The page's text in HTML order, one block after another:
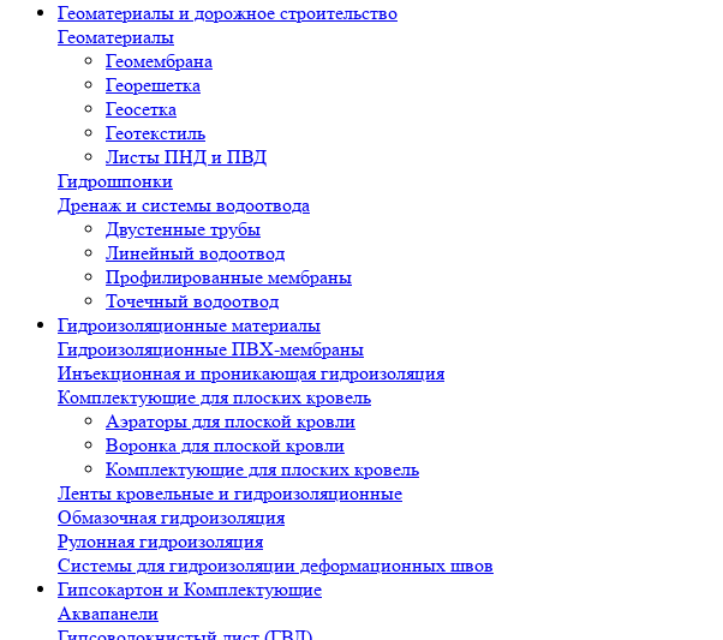
Геоматериалы и дорожное строительство
Геоматериалы
Геомембрана
Георешетка
Геосетка
Геотекстиль
Листы ПНД и ПВД
Гидрошпонки
Дренаж и системы водоотвода
Двустенные трубы
Линейный водоотвод
Профилированные мембраны
Точечный водоотвод
Гидроизоляционные материалы
Гидроизоляционные ПВХ-мембраны
Инъекционная и проникающая гидроизоляция
Комплектующие для плоских кровель
Аэраторы для плоской кровли
Воронка для плоской кровли
Комплектующие для плоских кровель
Ленты кровельные и гидроизоляционные
Обмазочная гидроизоляция
Рулонная гидроизоляция
Системы для гидроизоляции деформационных швов
Гипсокартон и Комплектующие
Аквапанели